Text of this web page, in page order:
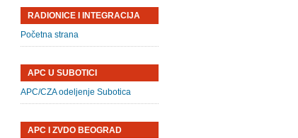
RADIONICE I INTEGRACIJA
Početna strana
APC U SUBOTICI
APC/CZA odeljenje Subotica
APC I ZVDO BEOGRAD